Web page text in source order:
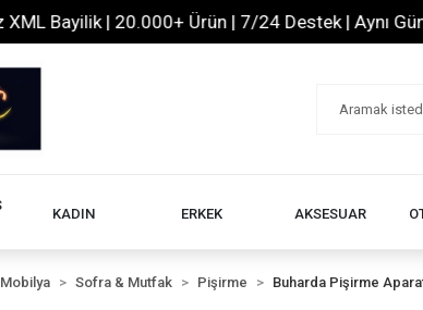
Bayilik | 20.000+ Ürün | 7/24 Destek | Aynı Gün
KADIN ERKEK AKSESUAR
Mobilya Sofra & Mutfak Pişirme Buharda Pişirme